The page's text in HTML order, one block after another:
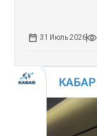
31 Июль 2026